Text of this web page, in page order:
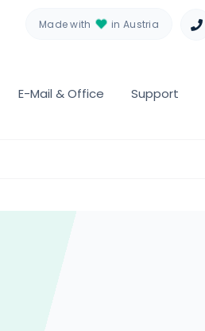
Made with in Austria
E-Mail & Office Support